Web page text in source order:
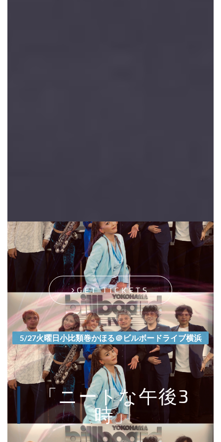
GET TICKETS
5/27火曜日小比類巻かほる＠ビルボードライブ横浜
「ニートな午後3
時」